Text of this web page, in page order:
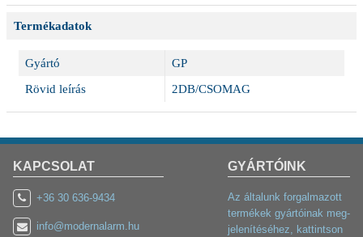
Termékadatok
Gyártó
GP
Rövid leírás
2DB/CSOMAG
KAPCSOLAT
+36 30 636-9434
info@modernalarm.hu
GYÁRTÓINK
Az általunk forgalmazott
termékek gyártóinak meg-
jelenítéséhez, kattintson